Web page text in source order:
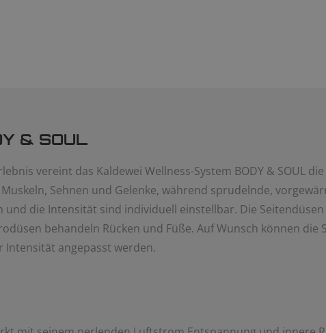
& SOUL
vereint das Kaldewei Wellness-System BODY & SOUL
Sehnen und Gelenke, während sprudelnde,
die Intensität sind individuell einstellbar. Die Seitendüsen
behandeln Rücken und Füße. AufWunsch können die
angepasst werden.